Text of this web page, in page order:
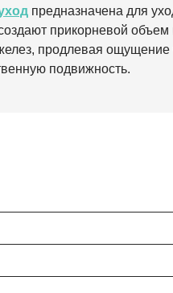
предназначена для
прикорневой
продлевая ощущение
подвижность.